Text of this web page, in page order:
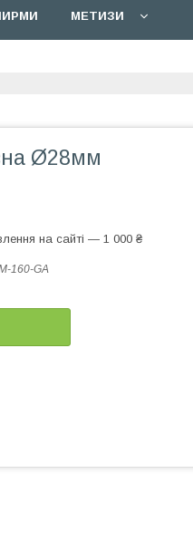
МЕТИЗИ
Ø28мм
на сайті — 1 000 ₴
160-GA